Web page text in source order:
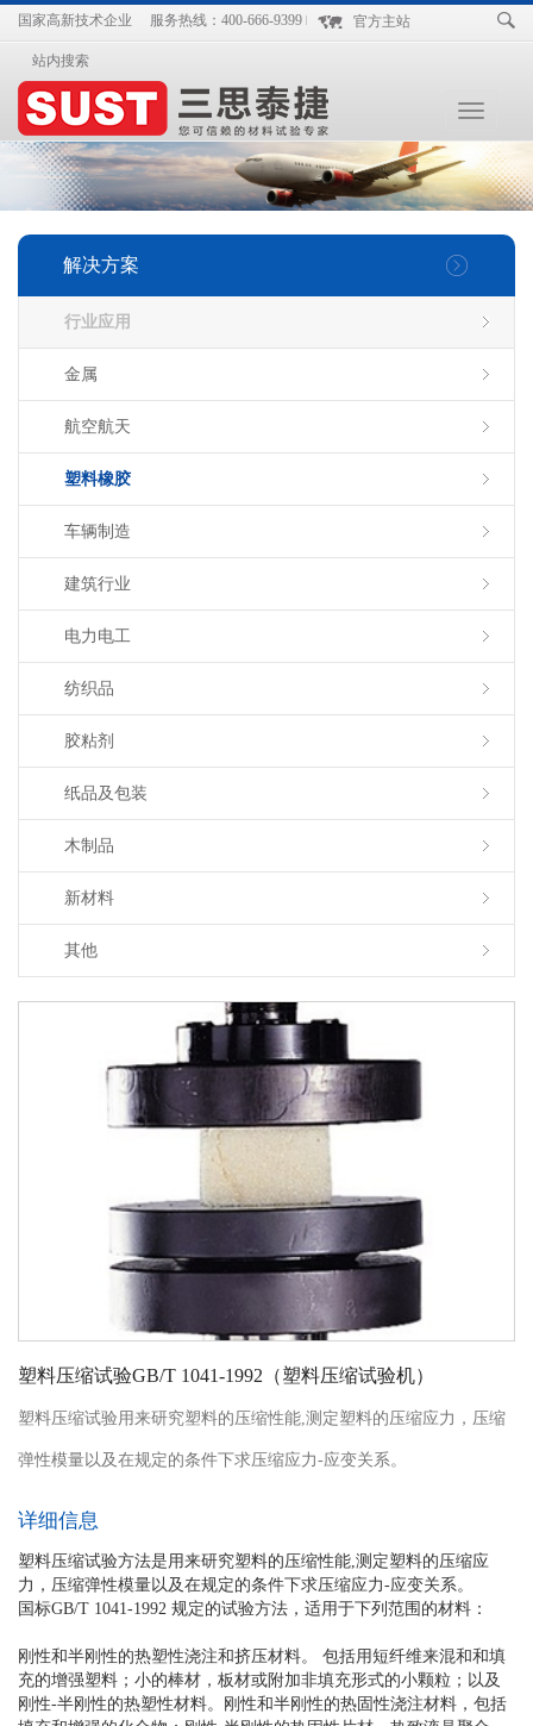
国家高新技术企业 服务热线：400-666-9399 官方主站
站内搜索
Toggle
解决方案
行业应用
金属
航空航天
塑料橡胶
车辆制造
建筑行业
电力电工
纺织品
胶粘剂
纸品及包装
木制品
新材料
其他
塑料压缩试验GB/T 1041-1992（塑料压缩试验机）
塑料压缩试验用来研究塑料的压缩性能,测定塑料的压缩应力，压缩
弹性模量以及在规定的条件下求压缩应力-应变关系。
详细信息
塑料压缩试验方法是用来研究塑料的压缩性能,测定塑料的压缩应
力，压缩弹性模量以及在规定的条件下求压缩应力-应变关系。
国标GB/T 1041-1992 规定的试验方法，适用于下列范围的材料：
刚性和半刚性的热塑性浇注和挤压材料。 包括用短纤维来混和和填
充的增强塑料；小的棒材，板材或附加非填充形式的小颗粒；以及
刚性-半刚性的热塑性材料。刚性和半刚性的热固性浇注材料，包括